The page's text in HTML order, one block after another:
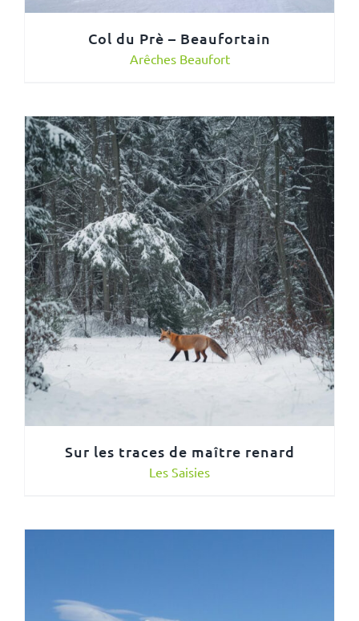
Col du Prè – Beaufortain
Arêches Beaufort
Sur les traces de maître renard
Les Saisies